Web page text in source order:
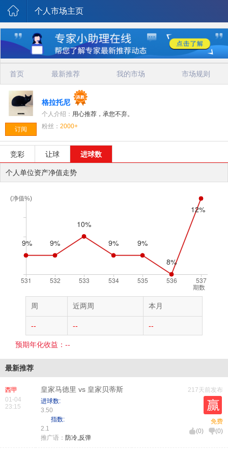
个人市场主页
首页 最新推荐 我的市场 市场规则
订阅
格拉托尼
个人介绍： 用心推荐，承您不弃。
粉丝： 2000+
竞彩 让球 进球数
个人单位资产净值走势
(净值%)
期数
周 近两周 本月
-- -- --
预期年化收益：--
最新推荐
西甲
01-04
23:15
皇家马德里 vs 皇家贝蒂斯
进球数:
3.50
指数:
2.1
推广语： 防冷,反弹
217天前发布
免费
(0) (0)